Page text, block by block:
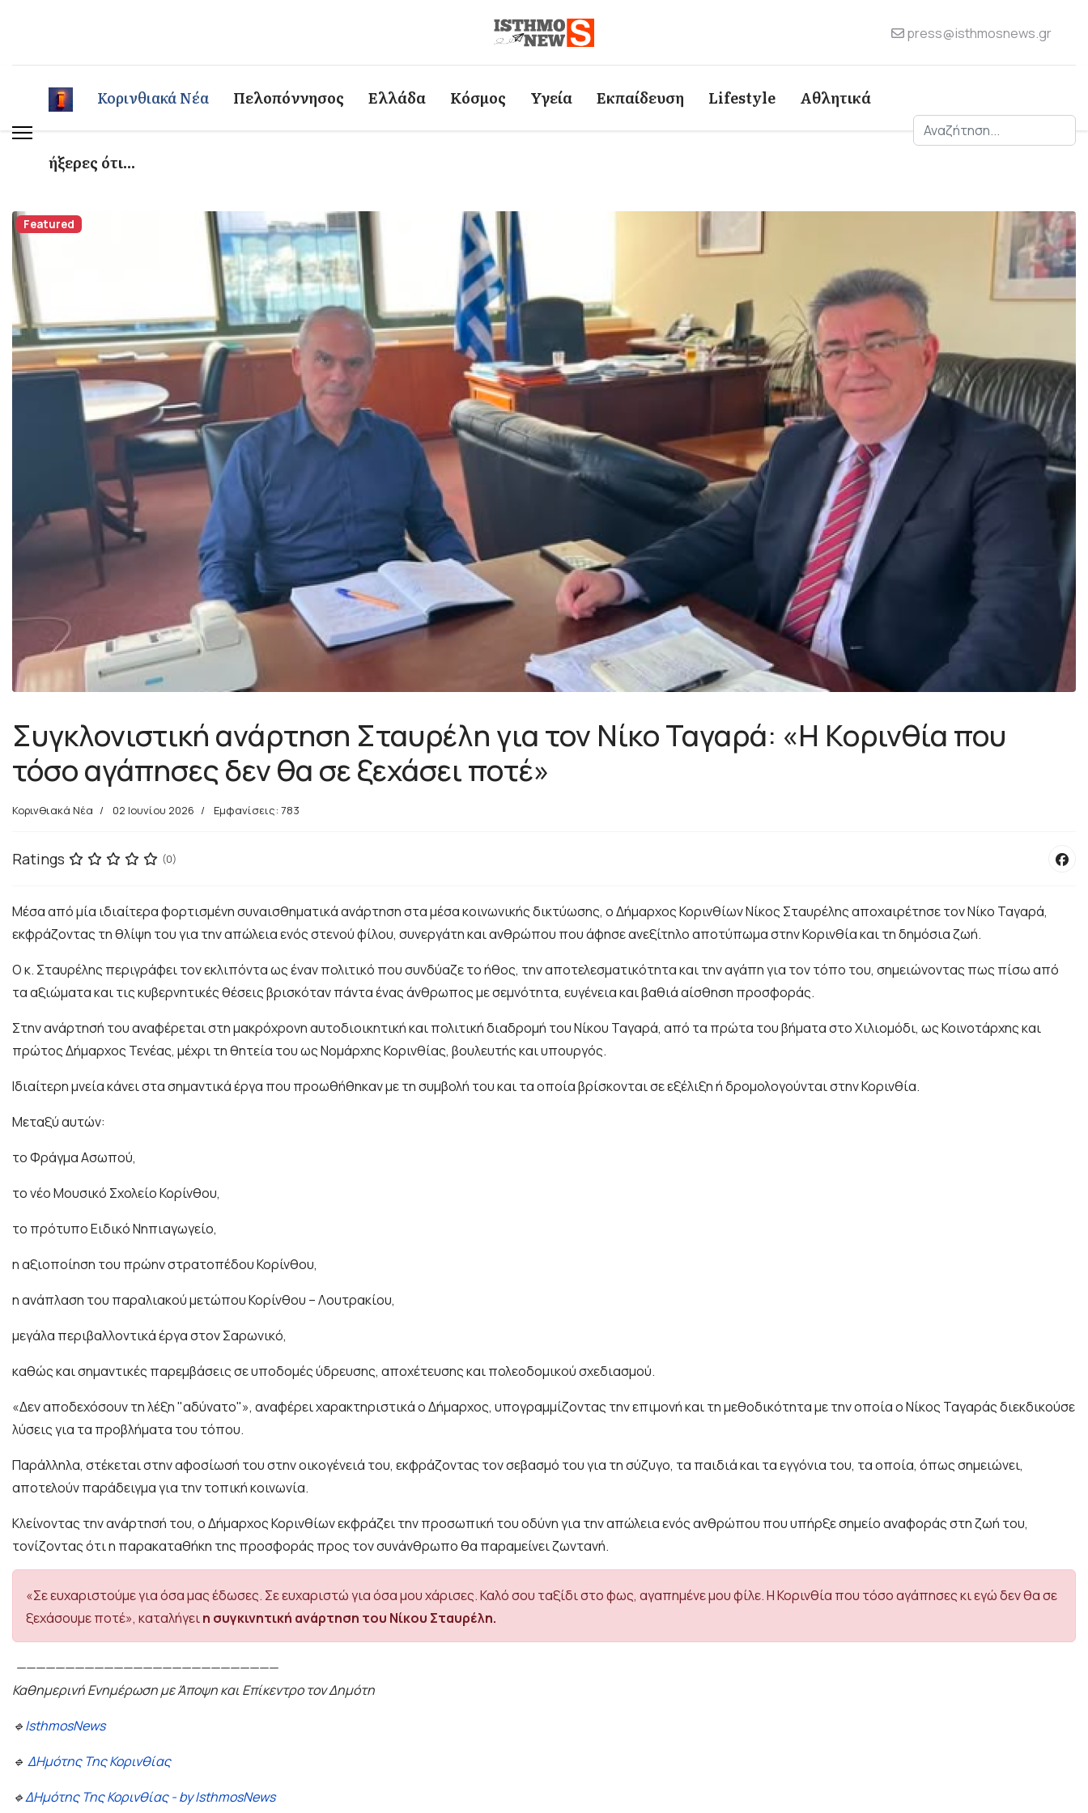
press@isthmosnews.gr
Κορινθιακά Νέα Πελοπόννησος Ελλάδα Κόσμος Υγεία Εκπαίδευση Lifestyle Αθλητικά
ήξερες ότι...
Αναζήτηση
Featured
Συγκλονιστική ανάρτηση Σταυρέλη για τον Νίκο Ταγαρά: «Η Κορινθία που
τόσο αγάπησες δεν θα σε ξεχάσει ποτέ»
Κορινθιακά Νέα 02 Ιουνίου 2026 Εμφανίσεις: 783
Ratings (0)
Μέσα από μία ιδιαίτερα φορτισμένη συναισθηματικά ανάρτηση στα μέσα κοινωνικής δικτύωσης, ο Δήμαρχος Κορινθίων Νίκος Σταυρέλης αποχαιρέτησε τον Νίκο Ταγαρά,
εκφράζοντας τη θλίψη του για την απώλεια ενός στενού φίλου, συνεργάτη και ανθρώπου που άφησε ανεξίτηλο αποτύπωμα στην Κορινθία και τη δημόσια ζωή.
Ο κ. Σταυρέλης περιγράφει τον εκλιπόντα ως έναν πολιτικό που συνδύαζε το ήθος, την αποτελεσματικότητα και την αγάπη για τον τόπο του, σημειώνοντας πως πίσω από
τα αξιώματα και τις κυβερνητικές θέσεις βρισκόταν πάντα ένας άνθρωπος με σεμνότητα, ευγένεια και βαθιά αίσθηση προσφοράς.
Στην ανάρτησή του αναφέρεται στη μακρόχρονη αυτοδιοικητική και πολιτική διαδρομή του Νίκου Ταγαρά, από τα πρώτα του βήματα στο Χιλιομόδι, ως Κοινοτάρχης και
πρώτος Δήμαρχος Τενέας, μέχρι τη θητεία του ως Νομάρχης Κορινθίας, βουλευτής και υπουργός.
Ιδιαίτερη μνεία κάνει στα σημαντικά έργα που προωθήθηκαν με τη συμβολή του και τα οποία βρίσκονται σε εξέλιξη ή δρομολογούνται στην Κορινθία.
Μεταξύ αυτών:
το Φράγμα Ασωπού,
το νέο Μουσικό Σχολείο Κορίνθου,
το πρότυπο Ειδικό Νηπιαγωγείο,
η αξιοποίηση του πρώην στρατοπέδου Κορίνθου,
η ανάπλαση του παραλιακού μετώπου Κορίνθου – Λουτρακίου,
μεγάλα περιβαλλοντικά έργα στον Σαρωνικό,
καθώς και σημαντικές παρεμβάσεις σε υποδομές ύδρευσης, αποχέτευσης και πολεοδομικού σχεδιασμού.
«Δεν αποδεχόσουν τη λέξη "αδύνατο"», αναφέρει χαρακτηριστικά ο Δήμαρχος, υπογραμμίζοντας την επιμονή και τη μεθοδικότητα με την οποία ο Νίκος Ταγαράς διεκδικούσε
λύσεις για τα προβλήματα του τόπου.
Παράλληλα, στέκεται στην αφοσίωσή του στην οικογένειά του, εκφράζοντας τον σεβασμό του για τη σύζυγο, τα παιδιά και τα εγγόνια του, τα οποία, όπως σημειώνει,
αποτελούν παράδειγμα για την τοπική κοινωνία.
Κλείνοντας την ανάρτησή του, ο Δήμαρχος Κορινθίων εκφράζει την προσωπική του οδύνη για την απώλεια ενός ανθρώπου που υπήρξε σημείο αναφοράς στη ζωή του,
τονίζοντας ότι η παρακαταθήκη της προσφοράς προς τον συνάνθρωπο θα παραμείνει ζωντανή.
«Σε ευχαριστούμε για όσα μας έδωσες. Σε ευχαριστώ για όσα μου χάρισες. Καλό σου ταξίδι στο φως, αγαπημένε μου φίλε. Η Κορινθία που τόσο αγάπησες κι εγώ δεν θα σε
ξεχάσουμε ποτέ», καταλήγειη συγκινητική ανάρτηση του Νίκου Σταυρέλη.
———————————————————————————
Καθημερινή Ενημέρωση με Άποψη και Επίκεντρο τον Δημότη
🔹IsthmosNews
🔹 ΔΗμότης Της Κορινθίας
🔹ΔΗμότης Της Κορινθίας - by IsthmosNews